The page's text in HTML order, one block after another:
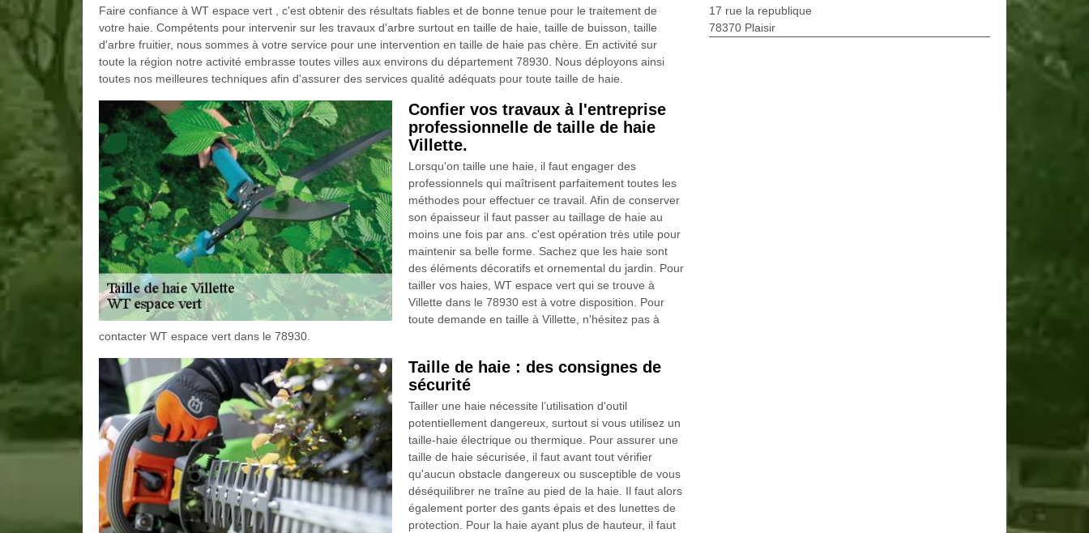
Faire confiance à WT espace vert , c'est obtenir des résultats fiables et de bonne tenue pour le traitement de
votre haie. Compétents pour intervenir sur les travaux d'arbre surtout en taille de haie, taille de buisson, taille
d'arbre fruitier, nous sommes à votre service pour une intervention en taille de haie pas chère. En activité sur
toute la région notre activité embrasse toutes villes aux environs du département 78930. Nous déployons ainsi
toutes nos meilleures techniques afin d'assurer des services qualité adéquats pour toute taille de haie.
Confier vos travaux à l'entreprise
professionnelle de taille de haie
Villette.
Lorsqu'on taille une haie, il faut engager des
professionnels qui maîtrisent parfaitement toutes les
méthodes pour effectuer ce travail. Afin de conserver
son épaisseur il faut passer au taillage de haie au
moins une fois par ans. c'est opération très utile pour
maintenir sa belle forme. Sachez que les haie sont
des éléments décoratifs et ornemental du jardin. Pour
tailler vos haies, WT espace vert qui se trouve à
Villette dans le 78930 est à votre disposition. Pour
toute demande en taille à Villette, n'hésitez pas à
contacter WT espace vert dans le 78930.
Taille de haie : des consignes de
sécurité
Tailler une haie nécessite l’utilisation d'outil
potentiellement dangereux, surtout si vous utilisez un
taille-haie électrique ou thermique. Pour assurer une
taille de haie sécurisée, il faut avant tout vérifier
qu'aucun obstacle dangereux ou susceptible de vous
déséquilibrer ne traîne au pied de la haie. Il faut alors
également porter des gants épais et des lunettes de
protection. Pour la haie ayant plus de hauteur, il faut
17 rue la republique
78370 Plaisir